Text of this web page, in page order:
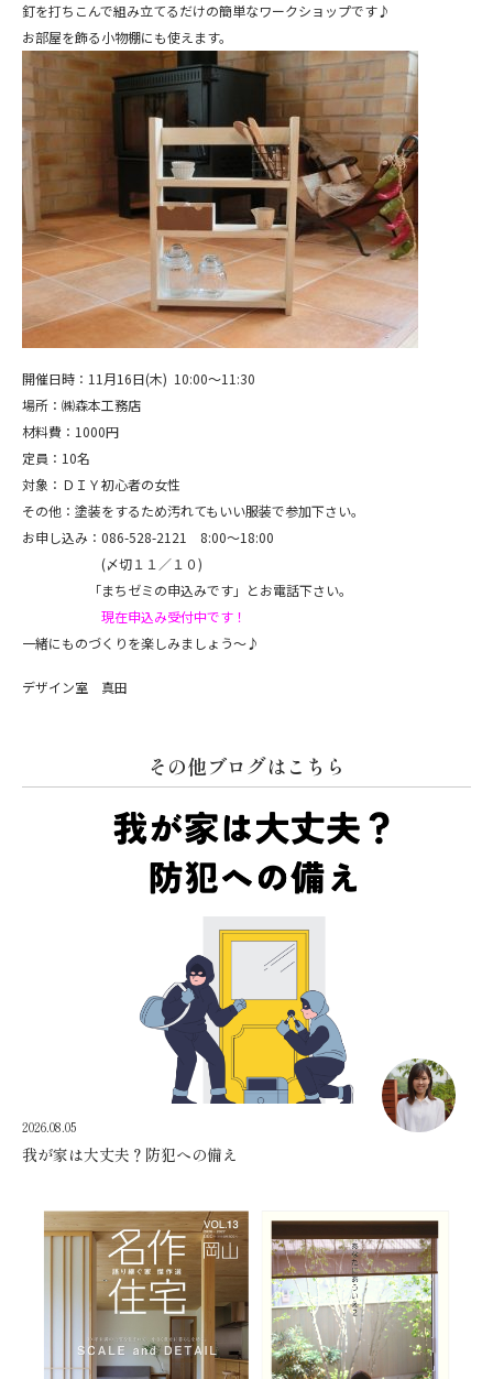
釘を打ちこんで組み立てるだけの簡単なワークショップです♪
お部屋を飾る小物棚にも使えます。
開催日時：11月16日(木) 10:00～11:30
場所：㈱森本工務店
材料費：1000円
定員：10名
対象：ＤＩＹ初心者の女性
その他：塗装をするため汚れてもいい服装で参加下さい。
お申し込み：086-528-2121 8:00～18:00
(〆切１１／１０)
「まちゼミの申込みです」とお電話下さい。
現在申込み受付中です！
一緒にものづくりを楽しみましょう～♪
デザイン室 真田
その他ブログはこちら
2026.08.05
我が家は大丈夫？防犯への備え